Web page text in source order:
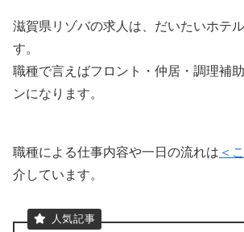
滋賀県リゾバの求人は、だいたいホテ
す。
職種で言えばフロント・仲居・調理補
ンになります。
職種による仕事内容や一日の流れは ＜
介しています。